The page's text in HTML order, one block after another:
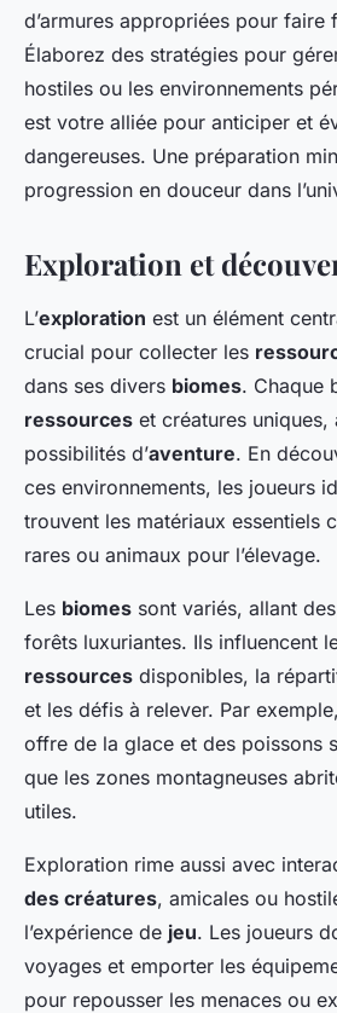
d’armures appropriées pour faire
Élaborez des stratégies pour
hostiles ou les environnements
est votre alliée pour anticiper et
dangereuses. Une préparation
progression en douceur dans
Exploration et
L’exploration est un élément
crucial pour collecter les
dans ses divers biomes. Chaque
ressources et créatures uniques,
possibilités d’aventure. En
ces environnements, les joueurs
trouvent les matériaux essentiels
rares ou animaux pour l’élevage.
Les biomes sont variés, allant
forêts luxuriantes. Ils influencent
ressources disponibles, la
et les défis à relever. Par
offre de la glace et des poissons
que les zones montagneuses
utiles.
Exploration rime aussi avec
des créatures, amicales ou
l’expérience de jeu. Les joueurs
voyages et emporter les
pour repousser les menaces ou